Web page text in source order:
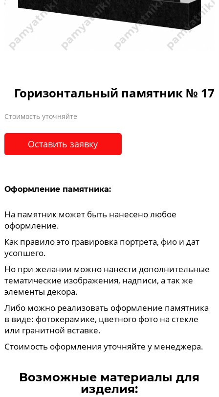
Горизонтальный памятник № 17
Стоимость уточняйте
Оставить заявку
Оформление памятника:
На памятник может быть нанесено любое
оформление.
Как правило это гравировка портрета, фио и дат
усопшего.
Но при желании можно нанести дополнительные
тематические изображения, надписи, а так же
элементы декора.
Либо можно реализовать оформление памятника
в виде: фотокерамике, цветного фото на стекле
или гранитной вставке.
Стоимость оформления уточняйте у менеджера.
Возможные материалы для
изделия: